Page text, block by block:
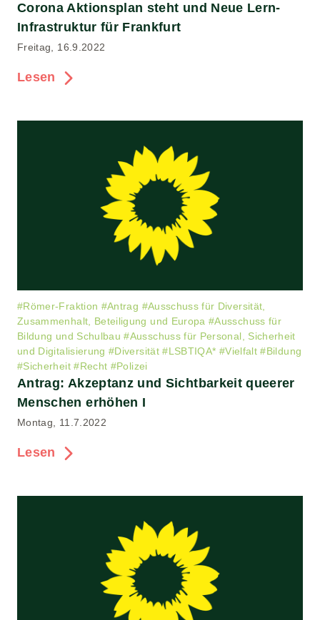
Corona Aktionsplan steht und Neue Lern-
Infrastruktur für Frankfurt
Freitag, 16.9.2022
Lesen
#Römer-Fraktion #Antrag #Ausschuss für Diversität,
Zusammenhalt, Beteiligung und Europa #Ausschuss für
Bildung und Schulbau #Ausschuss für Personal, Sicherheit
und Digitalisierung #Diversität #LSBTIQA* #Vielfalt #Bildung
#Sicherheit #Recht #Polizei
Antrag: Akzeptanz und Sichtbarkeit queerer
Menschen erhöhen I
Montag, 11.7.2022
Lesen